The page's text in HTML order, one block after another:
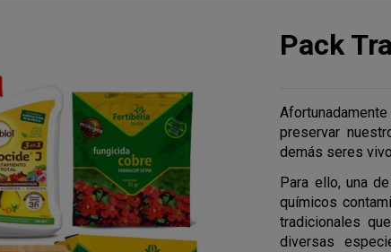
Pack
preservar
demás seres
Para ello, una
químicos
tradicionales
diversas